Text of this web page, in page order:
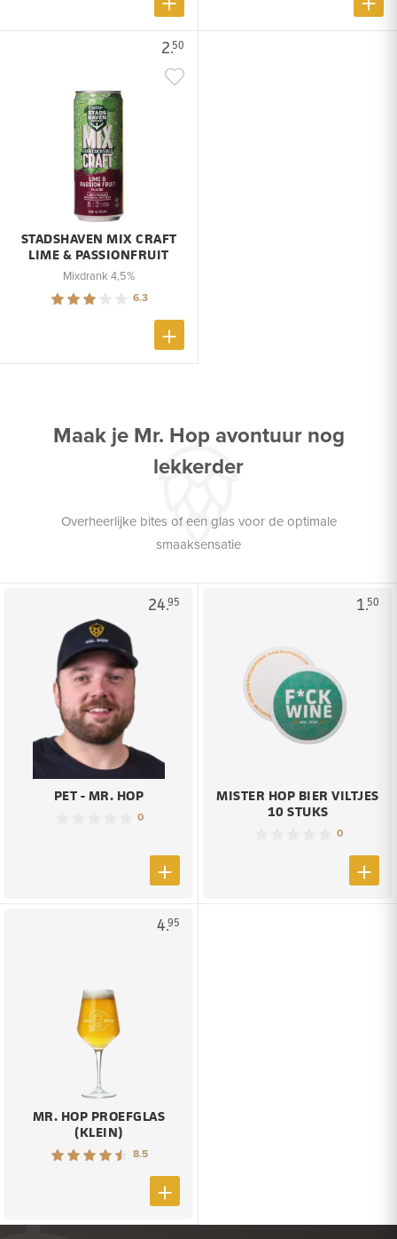
2.50
STADSHAVEN MIX CRAFT
LIME & PASSIONFRUIT
Mixdrank 4,5%
6.3
Maak je Mr. Hop avontuur nog
lekkerder
Overheerlijke bites of een glas voor de optimale
smaaksensatie
24.95
PET - MR. HOP
0
1.50
MISTER HOP BIER VILTJES
10 STUKS
0
4.95
MR. HOP PROEFGLAS
(KLEIN)
8.5